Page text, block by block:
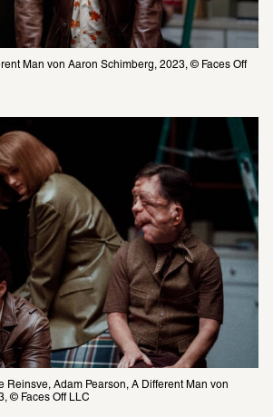
Man von Aaron Schimberg, 2023, © Faces Off
Reinsve, Adam Pearson, A Different Man von
© Faces Off LLC